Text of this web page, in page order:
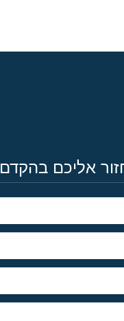
אליכם בהקדם